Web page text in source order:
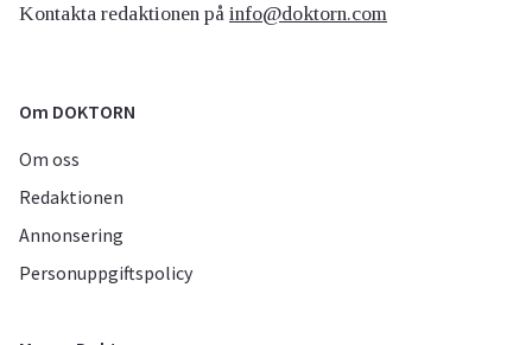
Kontakta redaktionen på info@doktorn.com
Om DOKTORN
Om oss
Redaktionen
Annonsering
Personuppgiftspolicy